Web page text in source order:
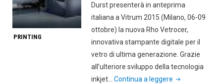
PRINTING
Durst presenterà in anteprima
italiana a Vitrum 2015 (Milano, 06-09
ottobre) la nuova Rho Vetrocer,
innovativa stampante digitale per il
vetro di ultima generazione. Grazie
all’ulteriore sviluppo della tecnologia
inkjet…Continua a leggere "Durst